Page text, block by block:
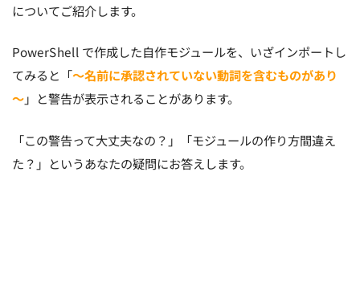
についてご紹介します。
PowerShell で作成した自作モジュールを、いざインポートし
てみると「～名前に承認されていない動詞を含むものがあり
～」と警告が表示されることがあります。
「この警告って大丈夫なの？」「モジュールの作り方間違え
た？」というあなたの疑問にお答えします。